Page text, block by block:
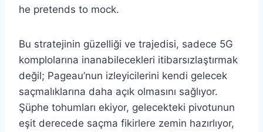
he pretends to mock.
Bu stratejinin güzelliği ve trajedisi, sadece 5G
komplolarına inanabilecekleri itibarsızlaştırmak
değil; Pageau’nun izleyicilerini kendi gelecek
saçmalıklarına daha açık olmasını sağlıyor.
Şüphe tohumları ekiyor, gelecekteki pivotunun
eşit derecede saçma fikirlere zemin hazırlıyor,